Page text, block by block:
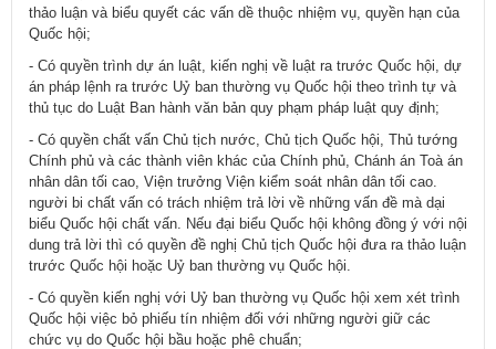
thảo luận và biểu quyết các vấn dề thuộc nhiệm vụ, quyền hạn của
Quốc hội;
- Có quyền trình dự án luật, kiến nghị về luật ra trước Quốc hội, dự
án pháp lệnh ra trước Uỷ ban thường vụ Quốc hội theo trình tự và
thủ tục do Luật Ban hành văn bản quy phạm pháp luật quy định;
- Có quyền chất vấn Chủ tịch nước, Chủ tịch Quốc hội, Thủ tướng
Chính phủ và các thành viên khác của Chính phủ, Chánh án Toà án
nhân dân tối cao, Viện trưởng Viện kiểm soát nhân dân tối cao.
người bi chất vấn có trách nhiệm trả lời về những vấn đề mà dại
biểu Quốc hội chất vấn. Nếu đại biểu Quốc hội không đồng ý với nội
dung trả lời thì có quyền đề nghị Chủ tịch Quốc hội đưa ra thảo luận
trước Quốc hội hoặc Uỷ ban thường vụ Quốc hội.
- Có quyền kiến nghị với Uỷ ban thường vụ Quốc hội xem xét trình
Quốc hội việc bỏ phiếu tín nhiệm đối với những người giữ các
chức vụ do Quốc hội bầu hoặc phê chuẩn;